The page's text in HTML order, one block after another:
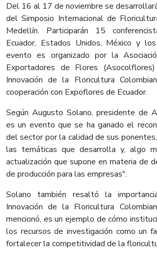
Del 16 al 17 de noviembre se
del Simposio Internacional de
Medellín. Participarán 15
Ecuador, Estados Unidos, México y
evento es organizado por la
Exportadores de Flores
Innovación de la Floricultura
cooperación con Expoflores de Ecuador.
Según Augusto Solano, presidente de
es un evento que se ha ganado el
del sector por la calidad de sus
las temáticas que desarrolla y, algo
actualización que supone en materia de
de producción para las empresas".
Solano también resaltó la
Innovación de la Floricultura
mencionó, es un ejemplo de cómo
los recursos de investigación como un
fortalecer la competitividad de la